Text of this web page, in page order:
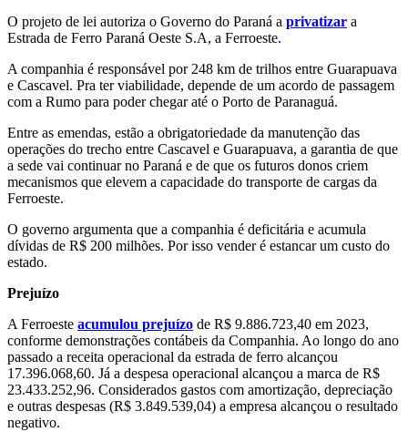
O projeto de lei autoriza o Governo do Paraná a privatizar a
Estrada de Ferro Paraná Oeste S.A, a Ferroeste.
A companhia é responsável por 248 km de trilhos entre Guarapuava
e Cascavel. Pra ter viabilidade, depende de um acordo de passagem
com a Rumo para poder chegar até o Porto de Paranaguá.
Entre as emendas, estão a obrigatoriedade da manutenção das
operações do trecho entre Cascavel e Guarapuava, a garantia de que
a sede vai continuar no Paraná e de que os futuros donos criem
mecanismos que elevem a capacidade do transporte de cargas da
Ferroeste.
O governo argumenta que a companhia é deficitária e acumula
dívidas de R$ 200 milhões. Por isso vender é estancar um custo do
estado.
Prejuízo
A Ferroeste acumulou prejuízo de R$ 9.886.723,40 em 2023,
conforme demonstrações contábeis da Companhia. Ao longo do ano
passado a receita operacional da estrada de ferro alcançou
17.396.068,60. Já a despesa operacional alcançou a marca de R$
23.433.252,96. Considerados gastos com amortização, depreciação
e outras despesas (R$ 3.849.539,04) a empresa alcançou o resultado
negativo.